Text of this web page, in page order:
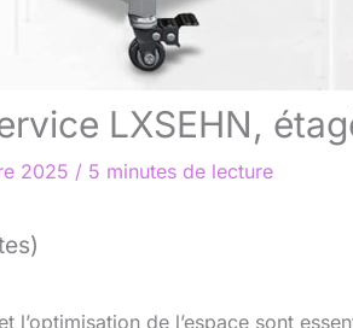
LXSEHN,
2025 / 5 minutes de lecture
l’optimisation de l’espace sont